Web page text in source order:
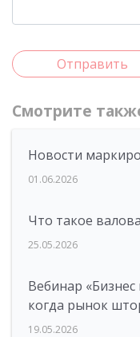
Отправить
Смотрите
Новости
01.06.2026
Что такое
25.05.2026
Вебинар
когда рынок
19.05.2026